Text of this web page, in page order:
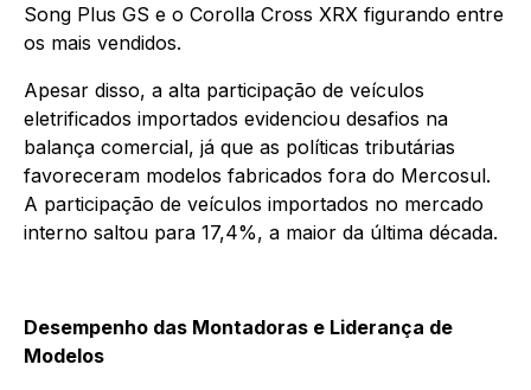
Song Plus GS e o Corolla Cross XRX figurando entre
os mais vendidos.
Apesar disso, a alta participação de veículos
eletrificados importados evidenciou desafios na
balança comercial, já que as políticas tributárias
favoreceram modelos fabricados fora do Mercosul.
A participação de veículos importados no mercado
interno saltou para 17,4%, a maior da última década.
Desempenho das Montadoras e Liderança de
Modelos